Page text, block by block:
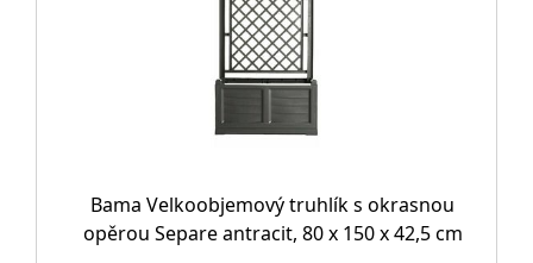
Bama Velkoobjemový truhlík s okrasnou
opěrou Separe antracit, 80 x 150 x 42,5 cm